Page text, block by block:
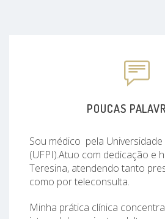
POUCAS
Sou médico pela
(UFPI).Atuo com dedicação e
Teresina, atendendo tanto
como por teleconsulta.
Minha prática clínica